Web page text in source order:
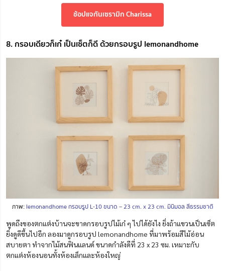
ช้อปแจกันเซรามิก Charissa
8. กรอบเดียวก็เก๋ เป็นเซ็ตก็ดี ด้วยกรอบรูป lemonandhome
ภาพ: lemonandhome กรอบรูป L-10 ขนาด – 23 cm. x 23 cm. มินิมอล สีธรรมชาติ
พูดถึงของตกแต่งบ้านจะขาดกรอบรูปไม้เก๋ ๆ ไปได้ยังไง ยิ่งถ้าแขวนเป็นเซ็ต
ยิ่งดูดีขึ้นไปอีก ลองมาดูกรอบรูป lemonandhome ที่มาพร้อมสีไม้อ่อน
สบายตา ทำจากไม้สนฟินแลนด์ ขนาดกำลังดีที่ 23 x 23 ซม. เหมาะกับ
ตกแต่งห้องนอนทั้งห้องเล็กและห้องใหญ่